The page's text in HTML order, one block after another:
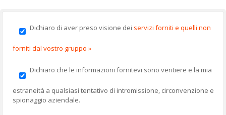
Dichiaro di aver preso visione dei servizi forniti e quelli non
forniti dal vostro gruppo »
Dichiaro che le informazioni fornitevi sono veritiere e la mia
estraneità a qualsiasi tentativo di intromissione, circonvenzione e
spionaggio aziendale.